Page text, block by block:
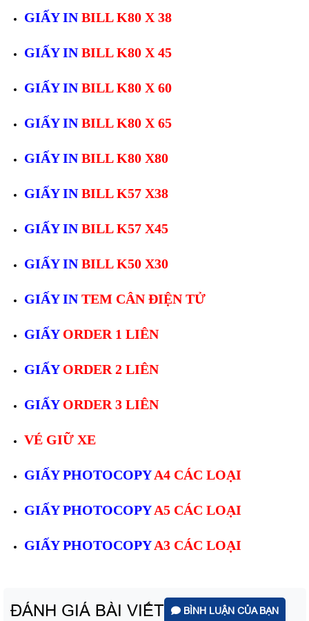
GIẤY INBILL K80 X 38
GIẤY INBILL K80 X 45
GIẤY INBILL K80 X 60
GIẤY INBILL K80 X 65
GIẤY INBILL K80 X80
GIẤY INBILL K57 X38
GIẤY INBILL K57 X45
GIẤY INBILL K50 X30
GIẤY INTEM CÂN ĐIỆN TỬ
GIẤY ORDER 1 LIÊN
GIẤY ORDER 2 LIÊN
GIẤYORDER 3 LIÊN
VÉ GIỮ XE
GIẤY PHOTOCOPYA4 CÁC LOẠI
GIẤY PHOTOCOPYA5 CÁC LOẠI
GIẤY PHOTOCOPYA3 CÁC LOẠI
ĐÁNH GIÁ BÀI VIẾT BÌNH LUẬN CỦA BẠN